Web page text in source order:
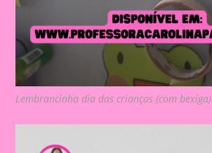
Lembrancinha dia das crianças (com bexiga)